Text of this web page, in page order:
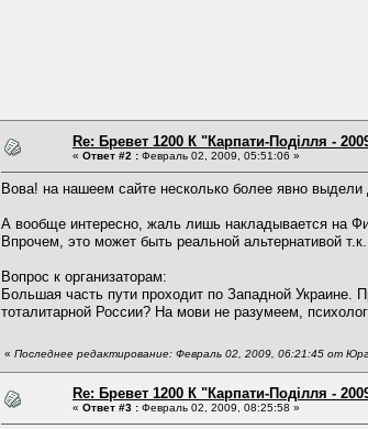
Re: Бревет 1200 К "Карпати-Поділля -
« Ответ #2 : Февраль 02, 2009, 05:51:06 »
Вова! на нашеем сайте несколько более явно
А вообще интересно, жаль лишь накладывается на
Впрочем, это может быть реальной альтернативой
Вопрос к организаторам:
Большая часть пути проходит по Западной Украине.
тоталитарной России? На мови не разумеем,
« Последнее редактирование: Февраль 02, 2009, 06:21:45 от
Re: Бревет 1200 К "Карпати-Поділля -
« Ответ #3 : Февраль 02, 2009, 08:25:58 »